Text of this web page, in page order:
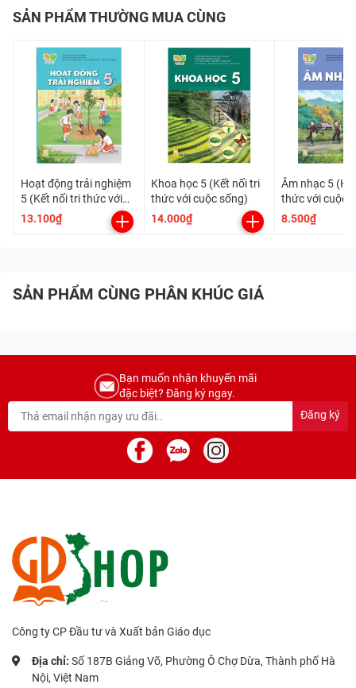
SẢN PHẨM THƯỜNG MUA CÙNG
Hoạt động trải nghiệm
5 (Kết nối tri thức với
cuộc sống)
13.100₫
Khoa học 5 (Kết nối tri
thức với cuộc sống)
14.000₫
Âm nhạc 5
thức với cuộc
8.500₫
SẢN PHẨM CÙNG PHÂN KHÚC GIÁ
Bạn muốn nhận khuyến mãi
đặc biệt? Đăng ký ngay.
Đăng ký
Công ty CP Đầu tư và Xuất bản Giáo dục
Địa chỉ: Số 187B Giảng Võ, Phường Ô Chợ Dừa, Thành phố Hà
Nội, Việt Nam